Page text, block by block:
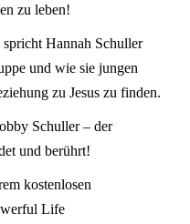
zu leben!
Hannah Schuller
und wie sie jungen
zu Jesus zu finden.
Schuller – der
und berührt!
kostenlosen
Life